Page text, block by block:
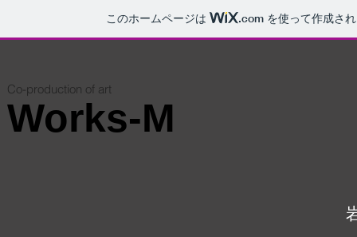
このホームページは .com を使って作成さ
Co-production of art
Works-M